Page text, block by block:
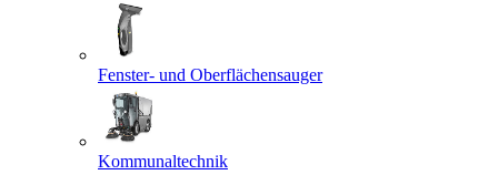
Fenster- und Oberflächensauger
Kommunaltechnik